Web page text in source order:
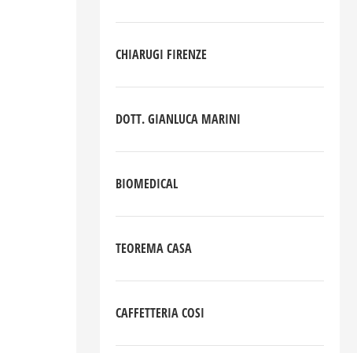
CHIARUGI FIRENZE
DOTT. GIANLUCA MARINI
BIOMEDICAL
TEOREMA CASA
CAFFETTERIA COSI